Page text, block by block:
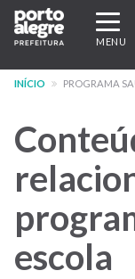
Pular
para
conteúdo
MENU
INÍCIO PROGRAMA
escola